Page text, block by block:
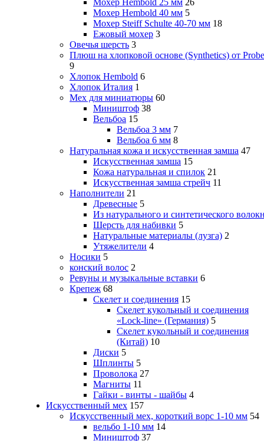
Мохер Hembold 25 мм 26
Мохер Hembold 40 мм 5
Мохер Steiff Schulte 40-70 мм 18
Ежовый мохер 3
Овечья шерсть 3
Плюш на хлопковой основе (Synthetics) от
9
Хлопок Hembold 6
Хлопок Италия 1
Мех для миниатюры 60
Миништоф 38
Вельбоа 15
Вельбоа 3 мм 7
Вельбоа 6 мм 8
Натуральная кожа и искусственная замша 47
Искусственная замша 15
Кожа натуральная и спилок 21
Искусственная замша стрейч 11
Наполнители 21
Древесные 5
Из натурального и синтетического
Шерсть для набивки 5
Натуральные материалы (лузга) 2
Утяжелители 4
Носики 5
конский волос 2
Ревуны и музыкальные вставки 6
Крепеж 68
Скелет и соединения 15
Скелет кукольный и соединения
«Lock-line» (Германия) 5
Скелет кукольный и соединения
(Китай) 10
Диски 5
Шплинты 5
Проволока 27
Магниты 11
Гайки - винты - шайбы 4
Искусственный мех 157
Искусственный мех, короткий ворс 1-10 мм 54
вельбо 1-10 мм 14
Миништоф 37